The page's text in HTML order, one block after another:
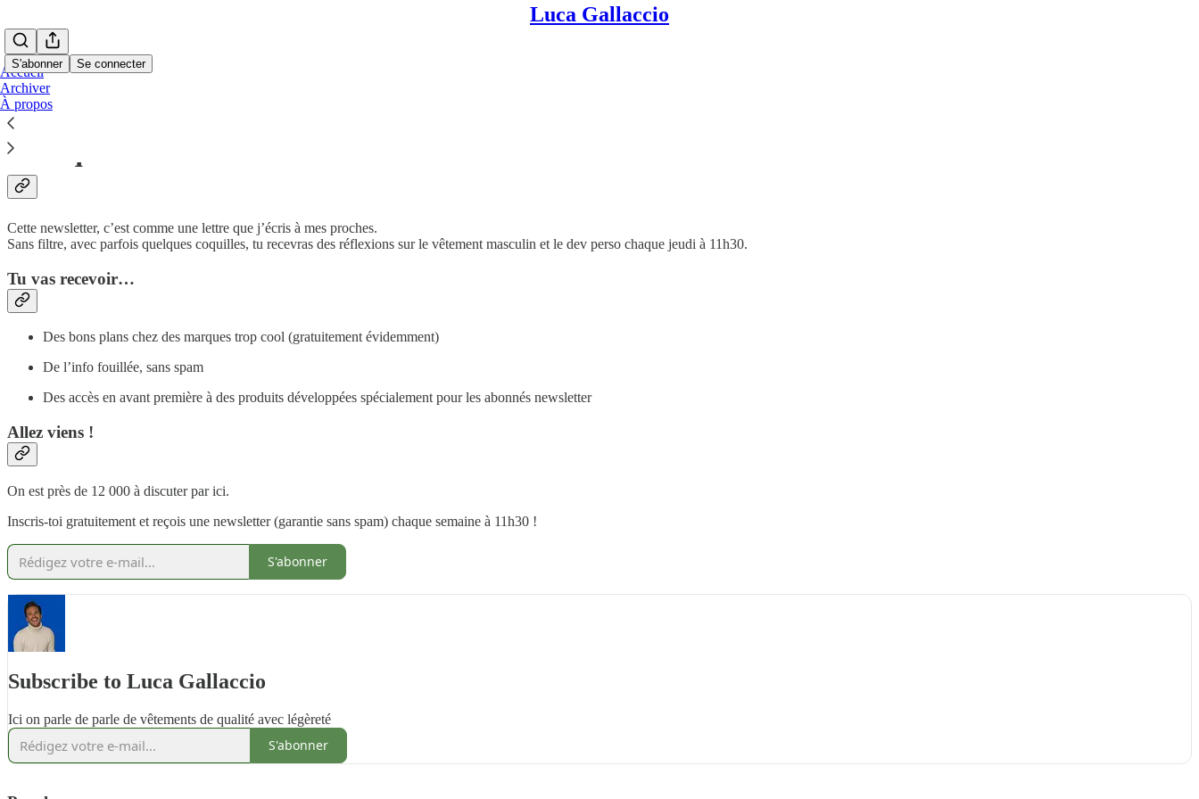
Luca Gallaccio
S'abonner Se connecter
Accueil
Archiver
À propos
Pourquoi s’inscrire ?
Cette newsletter, c’est comme une lettre que j’écris à mes proches.
Sans filtre, avec parfois quelques coquilles, tu recevras des réflexions sur le vêtement masculin et le dev perso chaque jeudi à 11h30.
Tu vas recevoir…
Des bons plans chez des marques trop cool (gratuitement évidemment)
De l’info fouillée, sans spam
Des accès en avant première à des produits développées spécialement pour les abonnés newsletter
Allez viens !
On est près de 12 000 à discuter par ici.
Inscris-toi gratuitement et reçois une newsletter (garantie sans spam) chaque semaine à 11h30 !
S'abonner
Subscribe to Luca Gallaccio
Ici on parle de parle de vêtements de qualité avec légèreté
S'abonner